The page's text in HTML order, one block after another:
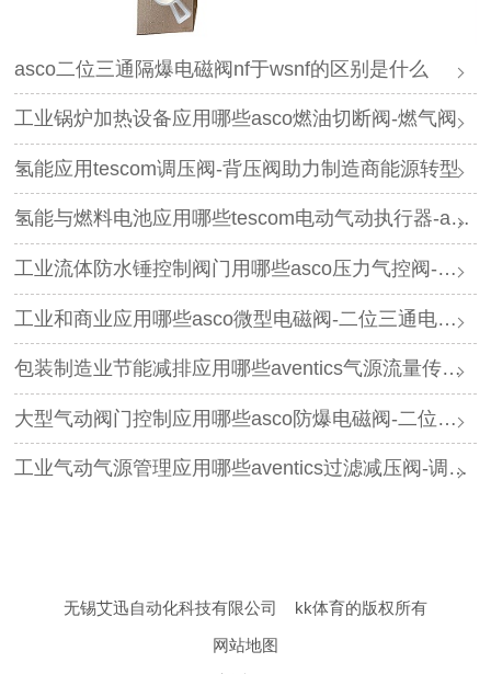
asco二位三通隔爆电磁阀nf于wsnf的区别是什么
工业锅炉加热设备应用哪些asco燃油切断阀-燃气阀
氢能应用tescom调压阀-背压阀助力制造商能源转型
氢能与燃料电池应用哪些tescom电动气动执行器-asco电磁阀
工业流体防水锤控制阀门用哪些asco压力气控阀-三通阀
工业和商业应用哪些asco微型电磁阀-二位三通电磁阀
包装制造业节能减排应用哪些aventics气源流量传感器-过滤减压阀
大型气动阀门控制应用哪些asco防爆电磁阀-二位五通电磁阀
工业气动气源管理应用哪些aventics过滤减压阀-调压器
无锡艾迅自动化科技有限公司
kk体育的版权所有
网站地图